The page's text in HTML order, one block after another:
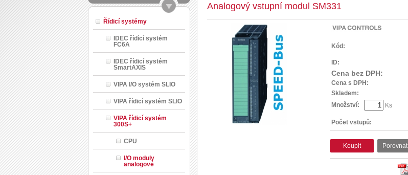
Řídicí systémy
IDEC řídící systém
FC6A
IDEC řídicí systém
SmartAXIS
VIPA I/O systém SLIO
VIPA řídicí systém SLIO
VIPA řídicí systém
300S+
CPU
I/O moduly
analogové
Analogový vstupní modul SM331
Kód:
ID:
Cena bez DPH:
Cena s DPH:
Skladem:
Množství:
Ks
Počet vstupů:
Koupit Porovnat